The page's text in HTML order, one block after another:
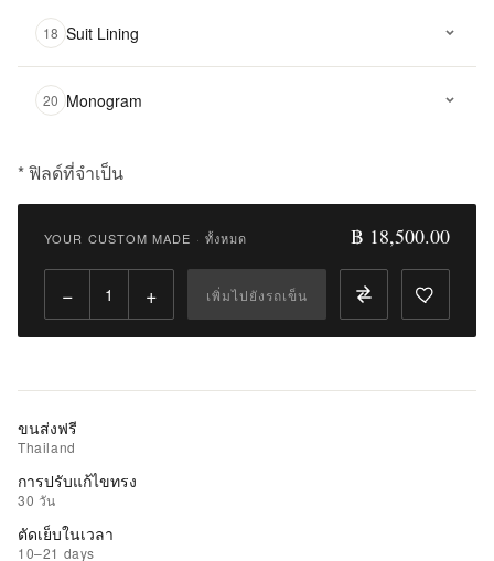
18 Suit Lining
20 Monogram
* ฟิลด์ที่จำเป็น
฿
Qty:
ไป
รถ
เข็น
รายการ
ที่
ชอบ
YOUR CUSTOM MADE · ทั้งหมด ฿ 18,500.00
− + เพิ่มไปยังรถเข็น
ขนส่งฟรี
Thailand
การปรับแก้ไขทรง
30 วัน
ตัดเย็บในเวลา
10–21 days